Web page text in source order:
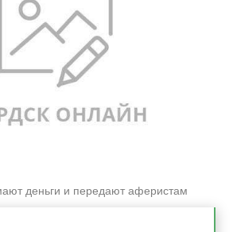
деньги и передают аферистам